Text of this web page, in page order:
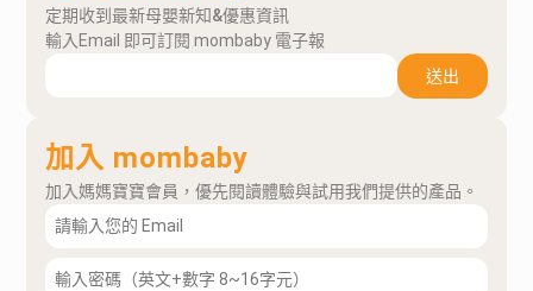
定期收到最新母嬰新知&優惠資訊
輸入Email 即可訂閱 mombaby 電子報
送出
加入 mombaby
加入媽媽寶寶會員，優先閱讀體驗與試用我們提供的產品。